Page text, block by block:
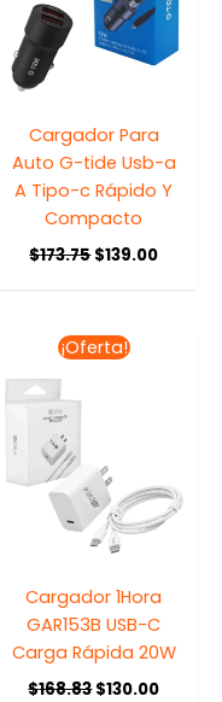
Cargador Para
Auto G-tide Usb-a
A Tipo-c Rápido Y
Compacto
$173.75$139.00
¡Oferta!
Cargador 1Hora
GAR153B USB-C
Carga Rápida 20W
$168.83
El
precio
$130.00